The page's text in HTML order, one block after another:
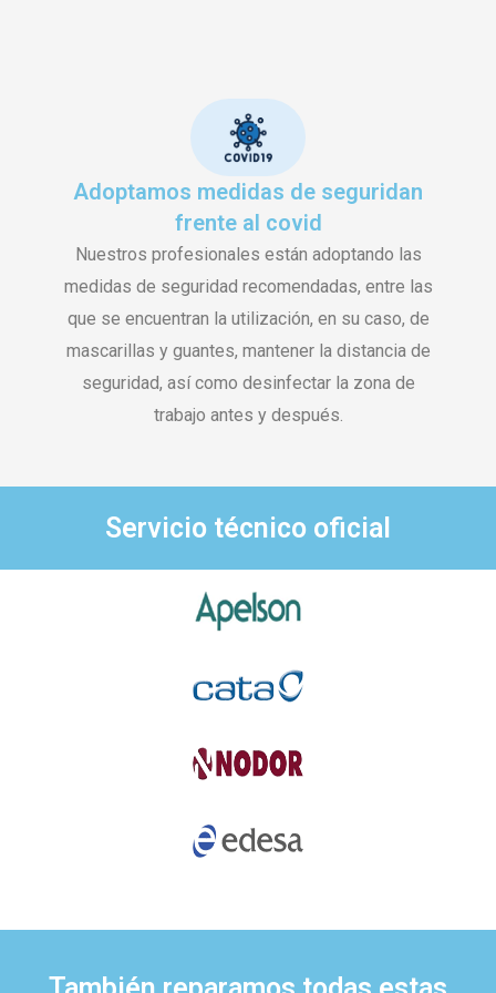
Adoptamos medidas de seguridan
frente al covid
Nuestros profesionales están adoptando las
medidas de seguridad recomendadas, entre las
que se encuentran la utilización, en su caso, de
mascarillas y guantes, mantener la distancia de
seguridad, así como desinfectar la zona de
trabajo antes y después.
Servicio técnico oficial